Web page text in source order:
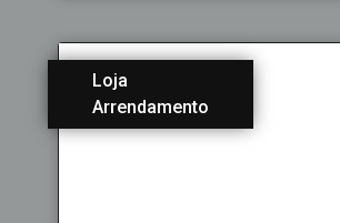
Loja
Arrendamento